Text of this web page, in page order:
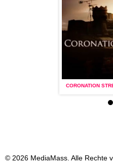
CORONATION
© 2026 MediaMass. Alle Rechte